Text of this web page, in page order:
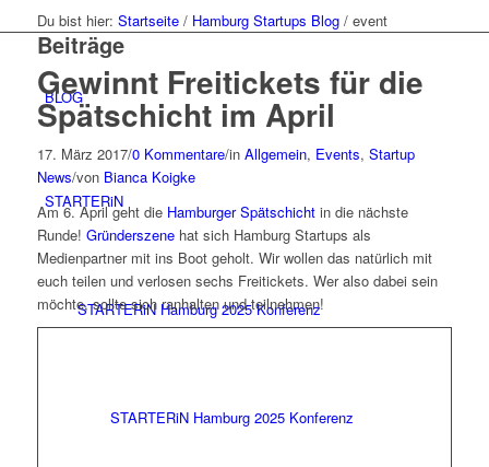
BLOG
STARTERiN
STARTERiN Hamburg 2025 Konferenz
STARTERiN Hamburg 2025 Konferenz
Du bist hier: Startseite / Hamburg Startups Blog / event
Beiträge
Gewinnt Freitickets für die
Spätschicht im April
17. März 2017/0 Kommentare/in Allgemein, Events, Startup
News/von Bianca Koigke
Am 6. April geht die Hamburger Spätschichtin die nächste
Runde! Gründerszenehat sich Hamburg Startups als
Medienpartner mit ins Boot geholt. Wir wollen das natürlich mit
euch teilen und verlosen sechs Freitickets. Wer also dabei sein
möchte, sollte sich ranhalten und teilnehmen!